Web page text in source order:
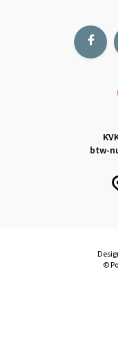
btw-
©